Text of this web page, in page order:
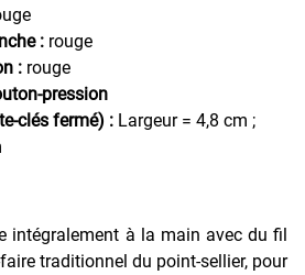
: rouge
: rouge
pression
clés fermé) : Largeur = 4,8 cm ;
intégralement à la main avec du fil
traditionnel du point-sellier, pour